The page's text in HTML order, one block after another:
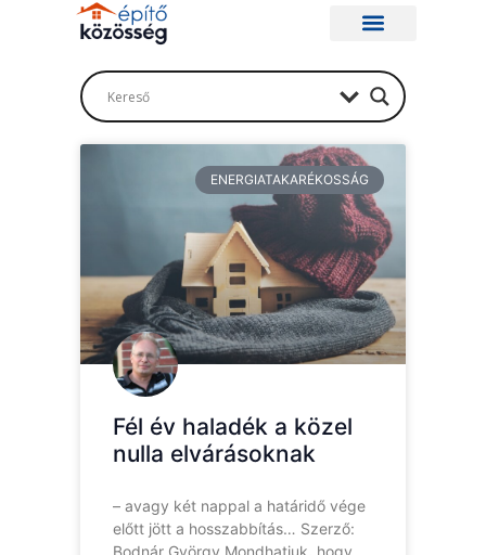
ENERGIATAKARÉKOSSÁG
Fél év haladék a közel
nulla elvárásoknak
– avagy két nappal a határidő vége
előtt jött a hosszabbítás… Szerző: